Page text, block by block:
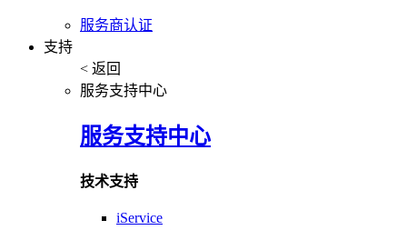
服务商认证
支持
< 返回
服务支持中心
服务支持中心
技术支持
iService